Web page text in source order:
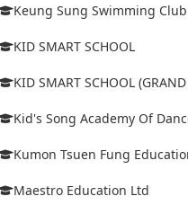
Keung Sung Swimming
KID SMART SCHOOL
KID SMART SCHOOL
Kid's Song Academy Of
Kumon Tsuen Fung
Maestro Education Ltd